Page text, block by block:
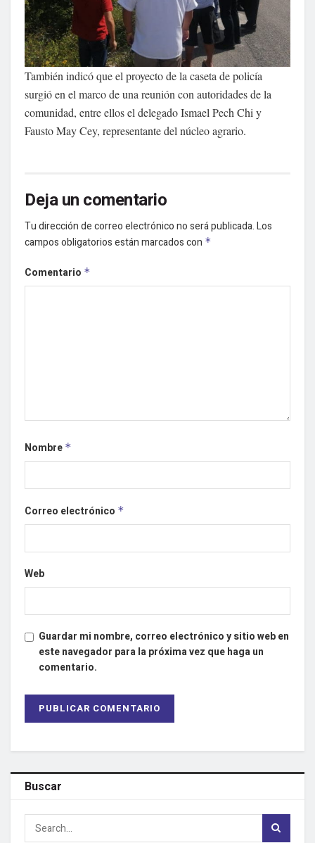
También indicó que el proyecto de la caseta de policía
surgió en el marco de una reunión con autoridades de la
comunidad, entre ellos el delegado Ismael Pech Chi y
Fausto May Cey, representante del núcleo agrario.
Deja un comentario
Tu dirección de correo electrónico no será publicada.Los
campos obligatorios están marcados con *
Comentario *
Nombre *
Correo electrónico *
Web
Guardar mi nombre, correo electrónico y sitio web en
este navegador para la próxima vez que haga un
comentario.
Buscar